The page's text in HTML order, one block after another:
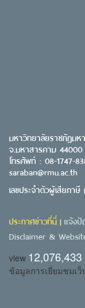
มหาวิทยาลัยราชภัฏม
จ.มหาสารคาม 44000
โทรศัพท์ : 08-1747-
saraban@rmu.ac.th
เลขประจำตัวผู้เสียภา
ประกาศข่าวที่นี่ | แจ้งปั
Disclaimer &
view 12,076,433
ข้อมูลการเยี่ยมชมเ